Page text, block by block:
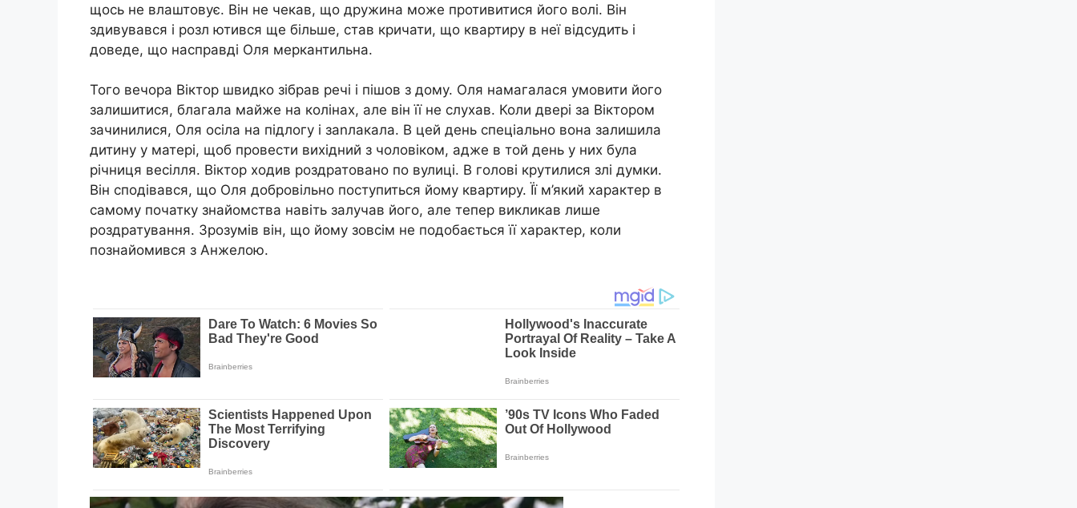
щось не влаштовує. Він не чекав, що дружина може противитися його волі. Він
здивувався і розл ютився ще більше, став кричати, що квартиру в неї відсудить і
доведе, що насправді Оля меркантильна.
Того вечора Віктор швидко зібрав речі і пішов з дому. Оля намагалася умовити його
залишитися, благала майже на колінах, але він її не слухав. Коли двері за Віктором
зачинилися, Оля осіла на підлогу і заnлакала. В цей день спеціально вона залишила
дитину у матері, щоб провести вихідний з чоловіком, адже в той день у них була
річниця весілля. Віктор ходив роздратовано по вулиці. В голові крутилися злі думки.
Він сподівався, що Оля добровільно поступиться йому квартиру. Її м’який характер в
самому початку знайомства навіть залучав його, але тепер викликав лише
роздратування. Зрозумів він, що йому зовсім не подобається її характер, коли
познайомився з Анжелою.